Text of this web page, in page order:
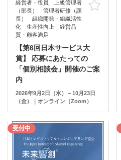
経営者・役員 上級管理者
（部長） 管理者研修（課
長） 組織開発・組織活性
化 生産性向上 経営品
質・顧客満足
お
【第6回日本サービス大
賞】 応募にあたっての
「個別相談会」開催のご案
内
2026年9月2日（水）～10月23日
（金）｜オンライン（Zoom）
受付中